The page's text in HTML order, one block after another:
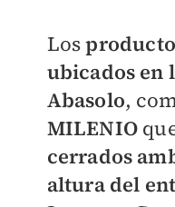
Los
ubicados en
Abasolo,
MILENIO
cerrados
altura del